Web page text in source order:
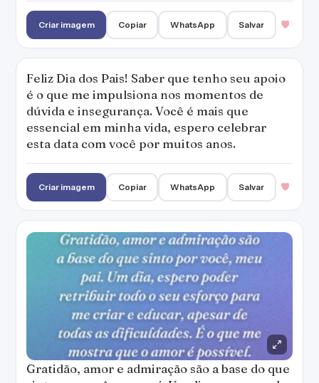
Criar imagem Copiar WhatsApp Salvar
Feliz Dia dos Pais! Saber que tenho seu apoio
é o que me impulsiona nos momentos de
dúvida e insegurança. Você é mais que
essencial em minha vida, espero celebrar
esta data com você por muitos anos.
Criar imagem Copiar WhatsApp Salvar
Gratidão, amor e admiração são a base do que